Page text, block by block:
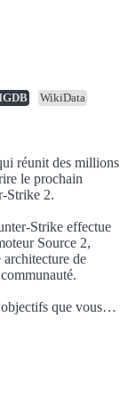
WikiData
réunit des millions
le prochain
Strike 2.
Strike effectue
Source 2,
de
que vous